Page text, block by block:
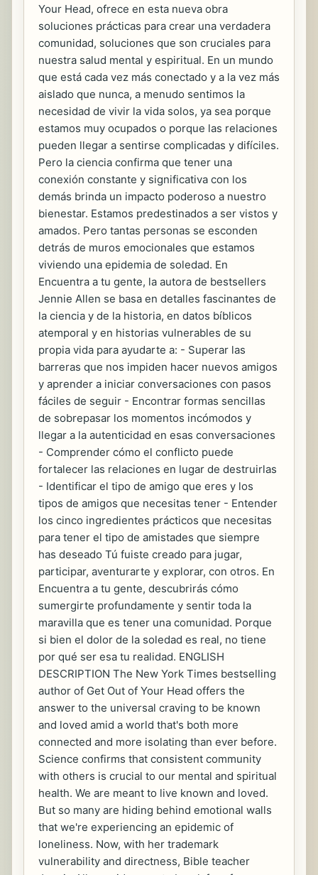
Your Head, ofrece en esta nueva obra
soluciones prácticas para crear una verdadera
comunidad, soluciones que son cruciales para
nuestra salud mental y espiritual. En un mundo
que está cada vez más conectado y a la vez más
aislado que nunca, a menudo sentimos la
necesidad de vivir la vida solos, ya sea porque
estamos muy ocupados o porque las relaciones
pueden llegar a sentirse complicadas y difíciles.
Pero la ciencia confirma que tener una
conexión constante y significativa con los
demás brinda un impacto poderoso a nuestro
bienestar. Estamos predestinados a ser vistos y
amados. Pero tantas personas se esconden
detrás de muros emocionales que estamos
viviendo una epidemia de soledad. En
Encuentra a tu gente, la autora de bestsellers
Jennie Allen se basa en detalles fascinantes de
la ciencia y de la historia, en datos bíblicos
atemporal y en historias vulnerables de su
propia vida para ayudarte a: - Superar las
barreras que nos impiden hacer nuevos amigos
y aprender a iniciar conversaciones con pasos
fáciles de seguir - Encontrar formas sencillas
de sobrepasar los momentos incómodos y
llegar a la autenticidad en esas conversaciones
- Comprender cómo el conflicto puede
fortalecer las relaciones en lugar de destruirlas
- Identificar el tipo de amigo que eres y los
tipos de amigos que necesitas tener - Entender
los cinco ingredientes prácticos que necesitas
para tener el tipo de amistades que siempre
has deseado Tú fuiste creado para jugar,
participar, aventurarte y explorar, con otros. En
Encuentra a tu gente, descubrirás cómo
sumergirte profundamente y sentir toda la
maravilla que es tener una comunidad. Porque
si bien el dolor de la soledad es real, no tiene
por qué ser esa tu realidad. ENGLISH
DESCRIPTION The New York Times bestselling
author of Get Out of Your Head offers the
answer to the universal craving to be known
and loved amid a world that's both more
connected and more isolating than ever before.
Science confirms that consistent community
with others is crucial to our mental and spiritual
health. We are meant to live known and loved.
But so many are hiding behind emotional walls
that we're experiencing an epidemic of
loneliness. Now, with her trademark
vulnerability and directness, Bible teacher